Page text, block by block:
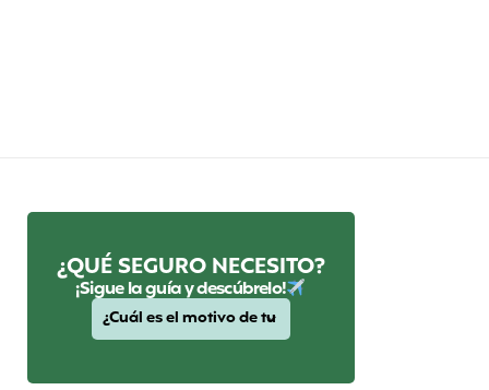
¿QUÉ SEGURO NECESITO?
¡Sigue la guía y descúbrelo!